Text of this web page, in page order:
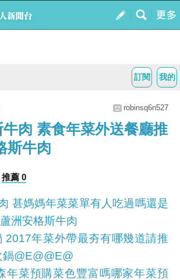
我的
訂閱
robinsq6n527
肉 素食年菜外送餐廳推
斯牛肉
推薦 0
甚媽媽年菜菜單有人吃過嗎還是
洲安格斯牛肉
2017年菜外帶最夯有哪幾道請推
@E@@E@
年菜預購菜色豐富嗎哪家年菜預